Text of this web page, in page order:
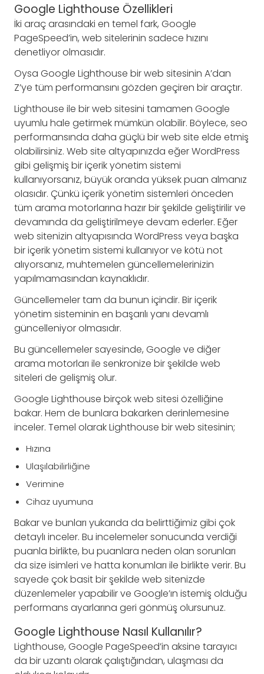
Google Lighthouse Özellikleri
İki araç arasındaki en temel fark, Google
PageSpeed’in, web sitelerinin sadece hızını
denetliyor olmasıdır.
Oysa Google Lighthouse bir web sitesinin A’dan
Z’ye tüm performansını gözden geçiren bir araçtır.
Lighthouse ile bir web sitesini tamamen Google
uyumlu hale getirmek mümkün olabilir. Böylece, seo
performansında daha güçlü bir web site elde etmiş
olabilirsiniz. Web site altyapınızda eğer WordPress
gibi gelişmiş bir içerik yönetim sistemi
kullanıyorsanız, büyük oranda yüksek puan almanız
olasıdır. Çünkü içerik yönetim sistemleri önceden
tüm arama motorlarına hazır bir şekilde geliştirilir ve
devamında da geliştirilmeye devam ederler. Eğer
web sitenizin altyapısında WordPress veya başka
bir içerik yönetim sistemi kullanıyor ve kötü not
alıyorsanız, muhtemelen güncellemelerinizin
yapılmamasından kaynaklıdır.
Güncellemeler tam da bunun içindir. Bir içerik
yönetim sisteminin en başarılı yanı devamlı
güncelleniyor olmasıdır.
Bu güncellemeler sayesinde, Google ve diğer
arama motorları ile senkronize bir şekilde web
siteleri de gelişmiş olur.
Google Lighthouse birçok web sitesi özelliğine
bakar. Hem de bunlara bakarken derinlemesine
inceler. Temel olarak Lighthouse bir web sitesinin;
Hızına
Ulaşılabilirliğine
Verimine
Cihaz uyumuna
Bakar ve bunları yukarıda da belirttiğimiz gibi çok
detaylı inceler. Bu incelemeler sonucunda verdiği
puanla birlikte, bu puanlara neden olan sorunları
da size isimleri ve hatta konumları ile birlikte verir. Bu
sayede çok basit bir şekilde web sitenizde
düzenlemeler yapabilir ve Google’ın istemiş olduğu
performans ayarlarına geri gönmüş olursunuz.
Google Lighthouse Nasıl Kullanılır?
Lighthouse, Google PageSpeed’in aksine tarayıcı
da bir uzantı olarak çalıştığından, ulaşması da